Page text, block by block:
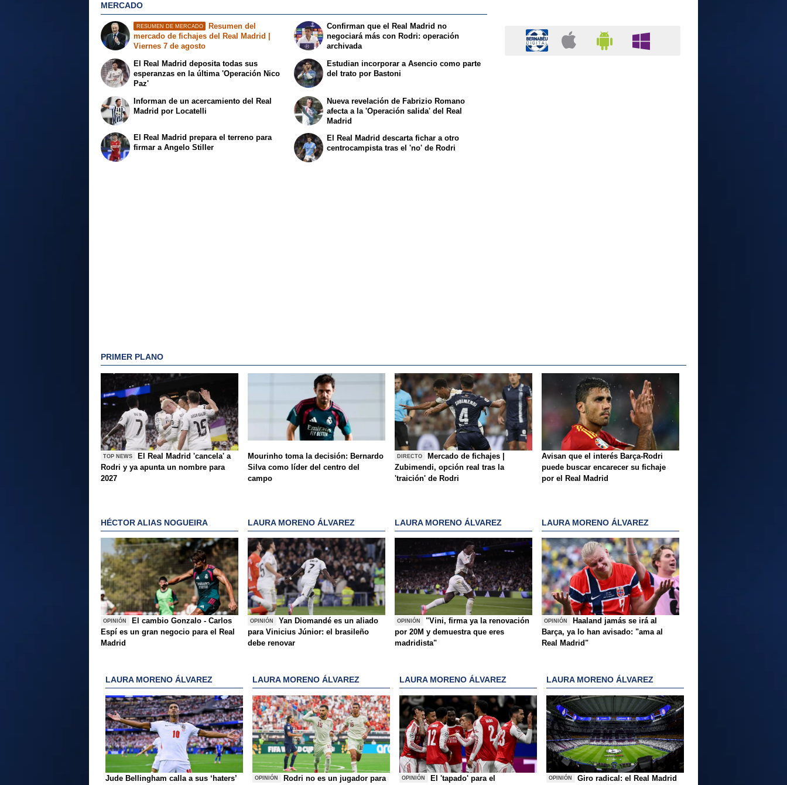
MERCADO
RESUMEN DE MERCADO
Resumen del
mercado de fichajes del Real Madrid |
Viernes 7 de agosto
El Real Madrid deposita todas sus
esperanzas en la última 'Operación Nico
Paz'
Confirman que el Real Madrid no
negociará más con Rodri: operación
archivada
Estudian incorporar a Asencio como parte
del trato por Bastoni
Informan de un acercamiento del Real
Madrid por Locatelli
El Real Madrid prepara el terreno para
firmar a Angelo Stiller
Nueva revelación de Fabrizio Romano
afecta a la 'Operación salida' del Real
Madrid
El Real Madrid descarta fichar a otro
centrocampista tras el 'no' de Rodri
PRIMER PLANO
TOP NEWS
El Real Madrid 'cancela' a
Rodri y ya apunta un nombre para
2027
Mourinho toma la decisión: Bernardo
Silva como líder del centro del
campo
DIRECTO
Mercado de fichajes |
Zubimendi, opción real tras la
'traición' de Rodri
Avisan que el interés Barça-Rodri
puede buscar encarecer su fichaje
por el Real Madrid
HÉCTOR ALIAS NOGUEIRA
OPINIÓN
El cambio Gonzalo - Carlos
Espí es un gran negocio para el Real
Madrid
LAURA MORENO ÁLVAREZ
OPINIÓN
Yan Diomandé es un aliado
para Vinicius Júnior: el brasileño
debe renovar
LAURA MORENO ÁLVAREZ
OPINIÓN
"Vini, firma ya la renovación
por 20M y demuestra que eres
madridista"
LAURA MORENO ÁLVAREZ
OPINIÓN
Haaland jamás se irá al
Barça, ya lo han avisado: "ama al
Real Madrid"
LAURA MORENO ÁLVAREZ
Jude Bellingham calla a sus ‘haters’
LAURA MORENO ÁLVAREZ
OPINIÓN
Rodri no es un jugador para
LAURA MORENO ÁLVAREZ
OPINIÓN
El 'tapado' para el
LAURA MORENO ÁLVAREZ
OPINIÓN
Giro radical: el Real Madrid